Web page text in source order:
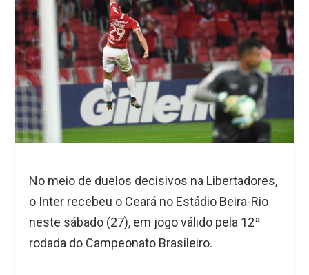
No meio de duelos decisivos na Libertadores,
o Inter recebeu o Ceará no Estádio Beira-Rio
neste sábado (27), em jogo válido pela 12ª
rodada do Campeonato Brasileiro.